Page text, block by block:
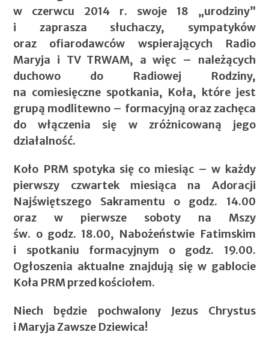
w czerwcu 2014 r. swoje 18 „urodziny”
i zaprasza słuchaczy, sympatyków
oraz ofiarodawców wspierających Radio
Maryja i TV TRWAM, a więc – należących
duchowo do Radiowej Rodziny,
na comiesięczne spotkania, Koła, które jest
grupą modlitewno – formacyjną oraz zachęca
do włączenia się w zróżnicowaną jego
działalność.
Koło PRM spotyka się co miesiąc – w każdy
pierwszy czwartek miesiąca na Adoracji
Najświętszego Sakramentu o godz. 14.00
oraz w pierwsze soboty na Mszy
św. o godz. 18.00, Nabożeństwie Fatimskim
i spotkaniu formacyjnym o godz. 19.00.
Ogłoszenia aktualne znajdują się w gablocie
Koła PRM przed kościołem.
Niech będzie pochwalony Jezus Chrystus
i Maryja Zawsze Dziewica!